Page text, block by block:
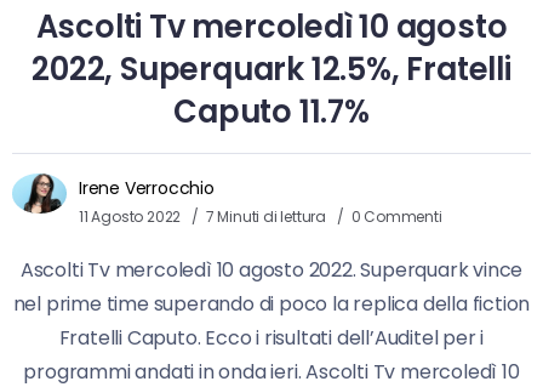
Ascolti Tv mercoledì 10 agosto
2022, Superquark 12.5%, Fratelli
Caputo 11.7%
Irene Verrocchio
11 Agosto 2022 7 Minuti di lettura 0 Commenti
Ascolti Tv mercoledì 10 agosto 2022. Superquark vince
nel prime time superando di poco la replica della fiction
Fratelli Caputo. Ecco i risultati dell’Auditel per i
programmi andati in onda ieri. Ascolti Tv mercoledì 10